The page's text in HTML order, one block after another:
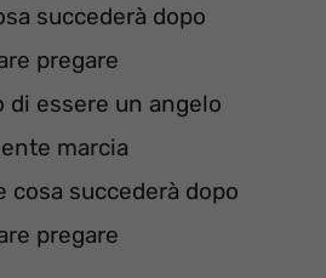
succederà dopo
pregare
di essere un angelo
marcia
cosa succederà dopo
pregare